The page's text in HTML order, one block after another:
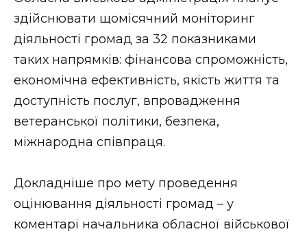
НОВИНИ ЗАХІДНОЇ УКРАЇНИ
ФОТО
ВІДЕО
здійснювати щомісячний моніторинг
діяльності громад за 32 показниками
таких напрямків: фінансова спроможність,
економічна ефективність, якість життя та
доступність послуг, впровадження
ветеранської політики, безпека,
міжнародна співпраця.
Докладніше про мету проведення
оцінювання діяльності громад – у
коментарі начальника обласної військової